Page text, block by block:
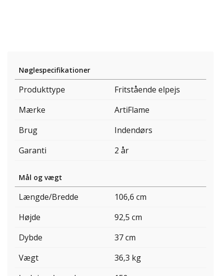
Nøglespecifikationer
Produkttype
Fritstående elpejs
Mærke
ArtiFlame
Brug
Indendørs
Garanti
2 år
Mål og vægt
Længde/Bredde
106,6 cm
Højde
92,5 cm
Dybde
37 cm
Vægt
36,3 kg